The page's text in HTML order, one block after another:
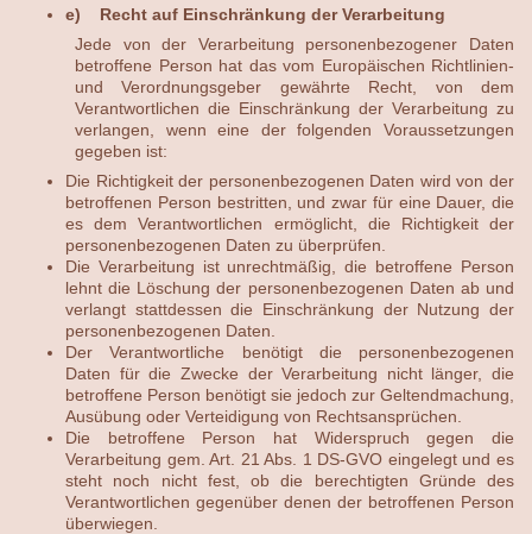
e) Recht auf Einschränkung der Verarbeitung
Jede von der Verarbeitung personenbezogener Daten
betroffene Person hat das vom Europäischen Richtlinien-
und Verordnungsgeber gewährte Recht, von dem
Verantwortlichen die Einschränkung der Verarbeitung zu
verlangen, wenn eine der folgenden Voraussetzungen
gegeben ist:
Die Richtigkeit der personenbezogenen Daten wird von der
betroffenen Person bestritten, und zwar für eine Dauer, die
es dem Verantwortlichen ermöglicht, die Richtigkeit der
personenbezogenen Daten zu überprüfen.
Die Verarbeitung ist unrechtmäßig, die betroffene Person
lehnt die Löschung der personenbezogenen Daten ab und
verlangt stattdessen die Einschränkung der Nutzung der
personenbezogenen Daten.
Der Verantwortliche benötigt die personenbezogenen
Daten für die Zwecke der Verarbeitung nicht länger, die
betroffene Person benötigt sie jedoch zur Geltendmachung,
Ausübung oder Verteidigung von Rechtsansprüchen.
Die betroffene Person hat Widerspruch gegen die
Verarbeitung gem. Art. 21 Abs. 1 DS-GVO eingelegt und es
steht noch nicht fest, ob die berechtigten Gründe des
Verantwortlichen gegenüber denen der betroffenen Person
überwiegen.